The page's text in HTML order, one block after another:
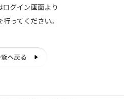
ログイン画面より
ってください。
へ戻る